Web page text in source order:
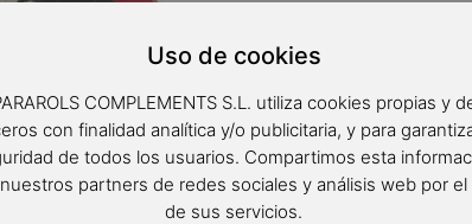
madera. La tela y las
abanico.
El abanico va con una
diseño exclusivo de
Un regalo muy completo y
-Medidas del abanico: 23
Uso de cookies
COMPLEMENTS S.L. utiliza cookies propias y
con finalidad analítica y/o publicitaria, y para
de todos los usuarios. Compartimos esta
partners de redes sociales y análisis web por el
de sus servicios.